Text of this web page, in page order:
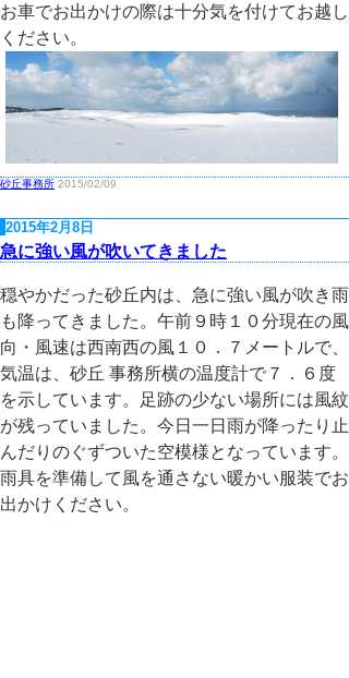
お車でお出かけの際は十分気を付けてお越し
ください。
砂丘事務所 2015/02/09
2015年2月8日
急に強い風が吹いてきました
穏やかだった砂丘内は、急に強い風が吹き雨
も降ってきました。午前９時１０分現在の風
向・風速は西南西の風１０．７メートルで、
気温は、砂丘 事務所横の温度計で７．６度
を示しています。足跡の少ない場所には風紋
が残っていました。今日一日雨が降ったり止
んだりのぐずついた空模様となっています。
雨具を準備して風を通さない暖かい服装でお
出かけください。